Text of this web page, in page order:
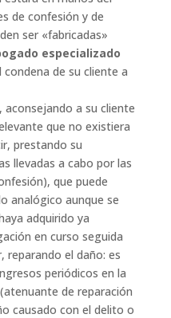
de confesión y de
ser «fabricadas»
especializado
de su cliente a
a su cliente
que no existiera
prestando su
llevadas a cabo por las
que puede
analógico aunque se
adquirido ya
en curso seguida
reparando el daño: es
periódicos en la
de reparación
causado con el delito o